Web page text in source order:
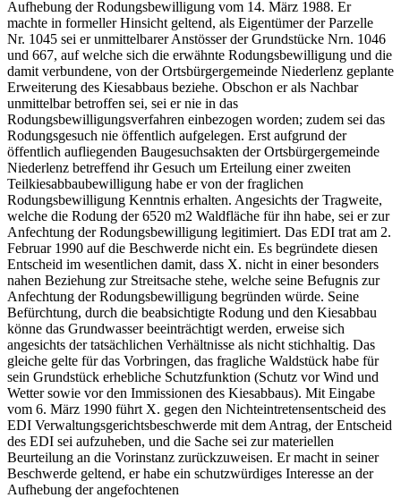
Aufhebung der Rodungsbewilligung vom 14. März 1988. Er
machte in formeller Hinsicht geltend, als Eigentümer der Parzelle
Nr. 1045 sei er unmittelbarer Anstösser der Grundstücke Nrn. 1046
und 667, auf welche sich die erwähnte Rodungsbewilligung und die
damit verbundene, von der Ortsbürgergemeinde Niederlenz geplante
Erweiterung des Kiesabbaus beziehe. Obschon er als Nachbar
unmittelbar betroffen sei, sei er nie in das
Rodungsbewilligungsverfahren einbezogen worden; zudem sei das
Rodungsgesuch nie öffentlich aufgelegen. Erst aufgrund der
öffentlich aufliegenden Baugesuchsakten der Ortsbürgergemeinde
Niederlenz betreffend ihr Gesuch um Erteilung einer zweiten
Teilkiesabbaubewilligung habe er von der fraglichen
Rodungsbewilligung Kenntnis erhalten. Angesichts der Tragweite,
welche die Rodung der 6520 m2 Waldfläche für ihn habe, sei er zur
Anfechtung der Rodungsbewilligung legitimiert. Das EDI trat am 2.
Februar 1990 auf die Beschwerde nicht ein. Es begründete diesen
Entscheid im wesentlichen damit, dass X. nicht in einer besonders
nahen Beziehung zur Streitsache stehe, welche seine Befugnis zur
Anfechtung der Rodungsbewilligung begründen würde. Seine
Befürchtung, durch die beabsichtigte Rodung und den Kiesabbau
könne das Grundwasser beeinträchtigt werden, erweise sich
angesichts der tatsächlichen Verhältnisse als nicht stichhaltig. Das
gleiche gelte für das Vorbringen, das fragliche Waldstück habe für
sein Grundstück erhebliche Schutzfunktion (Schutz vor Wind und
Wetter sowie vor den Immissionen des Kiesabbaus). Mit Eingabe
vom 6. März 1990 führt X. gegen den Nichteintretensentscheid des
EDI Verwaltungsgerichtsbeschwerde mit dem Antrag, der Entscheid
des EDI sei aufzuheben, und die Sache sei zur materiellen
Beurteilung an die Vorinstanz zurückzuweisen. Er macht in seiner
Beschwerde geltend, er habe ein schutzwürdiges Interesse an der
Aufhebung der angefochtenen